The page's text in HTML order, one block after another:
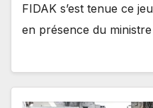
FIDAK s’est tenue ce
en présence du